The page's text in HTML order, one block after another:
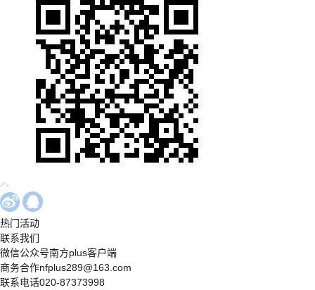
热门活动
联系我们
微信公众号南方plus客户端
商务合作nfplus289@163.com
联系电话020-87373998